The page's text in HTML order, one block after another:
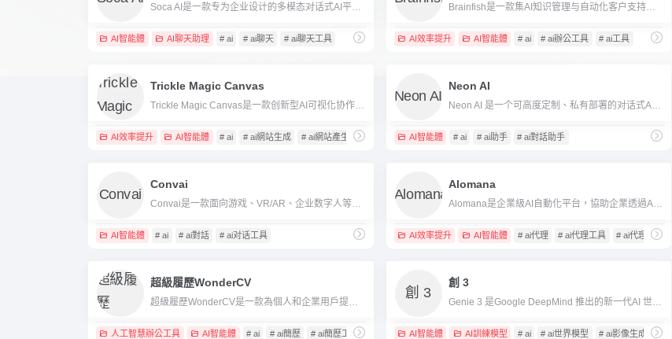
AI智能體 AI聊天助理 # ai # ai聊天 # ai聊天工具
Brainfish是一款集AI知识管理与自动化客户支持于一体的创新平台，助力企业高效自助服务和知识智能化分发。
AI效率提升 AI智能體 # ai # ai辦公工具 # ai工具
Trickle Magic Canvas
AI效率提升 AI智能體 # ai # ai網站生成 # ai網站產生工具
Neon AI
Neon AI 是一个可高度定制、私有部署的对话式AI平台，让企业和个人拥有并掌控自己的智能助手。
AI智能體 # ai # ai助手 # ai對話助手
Convai
AI智能體 # ai # ai對話 # ai对话工具
Alomana
Alomana是企業級AI自動化平台，協助企業透過AI智能體實現銷售、風控、KYC等業務流程自主化與降本增效。
AI效率提升 AI智能體 # ai代理 # ai代理工具 # ai代理平台
超級履歷WonderCV
人工智慧辦公工具 AI智能體 # ai # ai簡歷 # ai簡歷工具
創 3
Genie 3 是Google DeepMind 推出的新一代AI 世界模型，只需文字即可產生真實、物理一致、可互動的三維虛擬環境，被視為通往類人通用智慧的重要基石。
AI智能體 AI訓練模型 # ai # ai世界模型 # ai影像生成